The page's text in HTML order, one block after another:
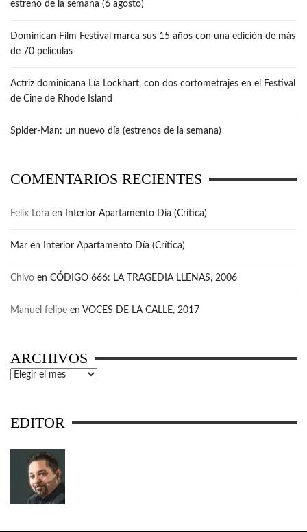
estreno de la semana (6 agosto)
Dominican Film Festival marca sus 15 años con una edición de más
de 70 películas
Actriz dominicana Lía Lockhart, con dos cortometrajes en el Festival
de Cine de Rhode Island
Spider-Man: un nuevo día (estrenos de la semana)
COMENTARIOS RECIENTES
Felix Lora en Interior Apartamento Día (Crítica)
Mar en Interior Apartamento Día (Crítica)
Chivo en CÓDIGO 666: LA TRAGEDIA LLENAS, 2006
Manuel felipe en VOCES DE LA CALLE, 2017
ARCHIVOS
Archivos
EDITOR